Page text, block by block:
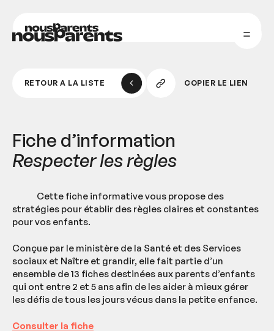
nousParents
RETOUR À LA LISTE
Copier
le
COPIER LE LIEN
Fiche d’information
Respecter les règles
Cette fiche informative vous propose des
stratégies pour établir des règles claires et constantes
pour vos enfants.
Conçue par le ministère de la Santé et des Services
sociaux et Naître et grandir, elle fait partie d’un
ensemble de 13 fiches destinées aux parents d’enfants
qui ont entre 2 et 5 ans afin de les aider à mieux gérer
les défis de tous les jours vécus dans la petite enfance.
Consulter la fiche